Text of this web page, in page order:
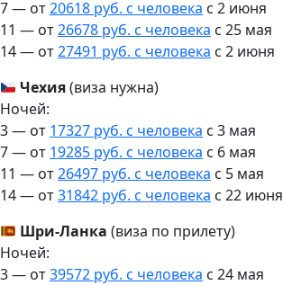
7 — от20618 руб. с человека c 2 июня
11 — от26678 руб. с человека c 25 мая
14 — от27491 руб. с человека c 2 июня
Чехия(виза нужна)
Ночей:
3 — от 17327 руб. с человека c 3 мая
7 — от 19285 руб. с человека c 6 мая
11 — от26497 руб. с человека c 5 мая
14 — от31842 руб. с человека c 22 июня
Шри-Ланка (виза по прилету)
Ночей:
3 — от39572 руб. с человека c 24 мая